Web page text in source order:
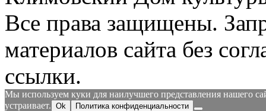
Все права защищены.
материалов сайта без
ссылки.
Мы используем куки для наилучшего представления нашего
устраивает. Ok Политика конфиденциальности